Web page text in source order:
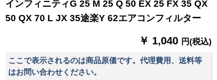
インフィニティG 25 M 25 Q 50 EX 25 FX 35 QX
50 QX 70 L JX 35途楽Y 62エアコンフィルター
￥ 1,040 円(税込)
ここで表示されるのは商品原価です。代理費用、送料等
はお問い合わせください。